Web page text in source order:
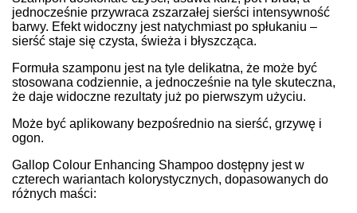
jednocześnie przywraca zszarzałej sierści intensywność
barwy. Efekt widoczny jest natychmiast po spłukaniu –
sierść staje się czysta, świeża i błyszcząca.
Formuła szamponu jest na tyle delikatna, że może być
stosowana codziennie, a jednocześnie na tyle skuteczna,
że daje widoczne rezultaty już po pierwszym użyciu.
Może być aplikowany bezpośrednio na sierść, grzywę i
ogon.
Gallop Colour Enhancing Shampoo dostępny jest w
czterech wariantach kolorystycznych, dopasowanych do
różnych maści: